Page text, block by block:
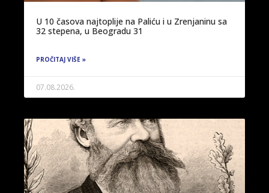
U 10 časova najtoplije na Paliću i u Zrenjaninu sa
32 stepena, u Beogradu 31
PROČITAJ VIŠE »
07.08.2026.